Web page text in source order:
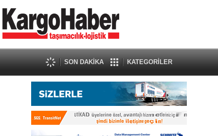
SON DAKİKA KATEGORİLER